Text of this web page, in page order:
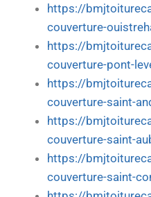
https://
couverture-
https://
couverture-pont-
https://
couverture-saint-
https://
couverture-saint-
https://
couverture-saint-